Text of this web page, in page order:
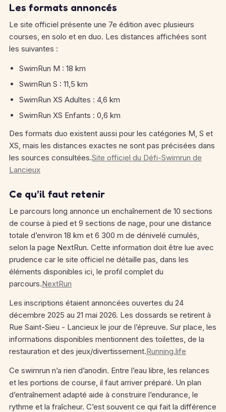
Les formats annoncés
Le site officiel présente une 7e édition avec plusieurs
courses, en solo et en duo. Les distances affichées sont
les suivantes :
SwimRun M : 18 km
SwimRun S : 11,5 km
SwimRun XS Adultes : 4,6 km
SwimRun XS Enfants : 0,6 km
Des formats duo existent aussi pour les catégories M, S et
XS, mais les distances exactes ne sont pas précisées dans
les sources consultées.Site officiel du Défi-Swimrun de
Lancieux
Ce qu’il faut retenir
Le parcours long annonce un enchaînement de 10 sections
de course à pied et 9 sections de nage, pour une distance
totale d’environ 18 km et 6 300 m de dénivelé cumulés,
selon la page NextRun. Cette information doit être lue avec
prudence car le site officiel ne détaille pas, dans les
éléments disponibles ici, le profil complet du
parcours.NextRun
Les inscriptions étaient annoncées ouvertes du 24
décembre 2025 au 21 mai 2026. Les dossards se retirent à
Rue Saint-Sieu - Lancieux le jour de l’épreuve. Sur place, les
informations disponibles mentionnent des toilettes, de la
restauration et des jeux/divertissement.Running.life
Ce swimrun n’a rien d’anodin. Entre l’eau libre, les relances
et les portions de course, il faut arriver préparé. Un plan
d’entraînement adapté aide à construire l’endurance, le
rythme et la fraîcheur. C’est souvent ce qui fait la différence